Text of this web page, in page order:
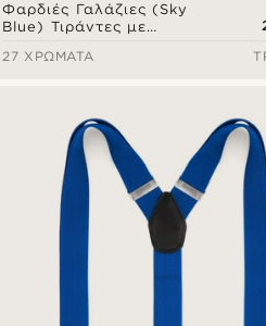
Φαρδιές Γαλάζιες (Sky
Blue) Τιράντες με
27 ΧΡΏΜΑΤΑ